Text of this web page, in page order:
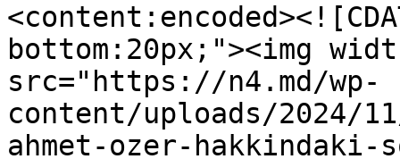
bottom:20px;"><img
src="https://n4.md/wp-
content/uploads/2024/
ahmet-ozer-